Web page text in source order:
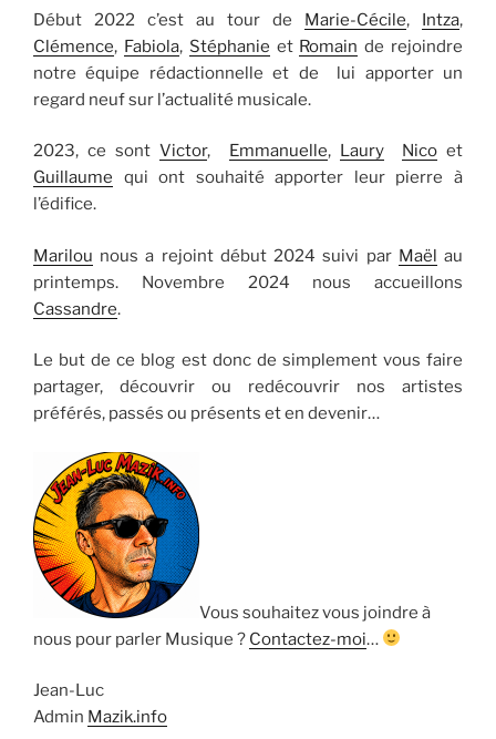
Début 2022 c’est au tour de Marie-Cécile, Intza,
Clémence, Fabiola, Stéphanie et Romain de rejoindre
notre équipe rédactionnelle et de lui apporter un
regard neuf sur l’actualité musicale.
2023, ce sontVictor, Emmanuelle, Laury Nicoet
Guillaume qui ont souhaité apporter leur pierre à
l’édifice.
Marilou nous a rejoint début 2024 suivi par Maël au
printemps. Novembre 2024 nous accueillons
Cassandre.
Le but de ce blog est donc de simplement vous faire
partager, découvrir ou redécouvrir nos artistes
préférés, passés ou présents et en devenir…
Vous souhaitez vous joindre à
nous pour parler Musique ? Contactez-moi…
Jean-Luc
Admin Mazik.info